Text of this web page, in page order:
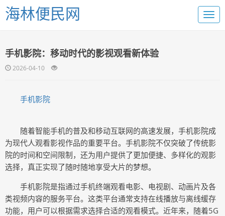
海林便民网
手机影院：移动时代的影视观看新体验
2026-04-10
手机影院
随着智能手机的普及和移动互联网的高速发展，手机影院成
为现代人观看影视作品的重要平台。手机影院不仅突破了传统影
院的时间和空间限制，还为用户提供了更加便捷、多样化的观影
选择，真正实现了随时随地享受大片的梦想。
手机影院是指通过手机终端观看电影、电视剧、动画片及各
类视频内容的服务平台。这类平台通常支持在线播放与离线缓存
功能，用户可以根据需求选择合适的观看模式。近年来，随着5G